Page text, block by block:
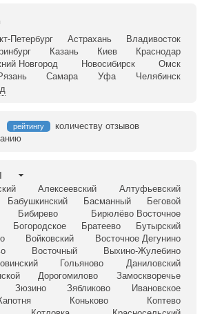
Петербург Астрахань
Владивосток
Казань Киев
Краснодар
Новгород Новосибирск
Омск
Самара Уфа
Челябинск
рейтингу
количеству отзывов
Алексеевский
Алтуфьевский
Бабушкинский Басманный
Беговой
Бибирево
Бирюлёво Восточное
Богородское Братеево
Бутырский
Войковский
Восточное Дегунино
Восточный
Выхино-Жулебино
Гольяново
Даниловский
Дорогомилово
Замоскворечье
Зюзино Зябликово
Ивановское
Коньково
Коптево